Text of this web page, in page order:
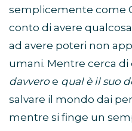
semplicemente come
conto di avere
ad avere poteri non
umani. Mentre cerca di
davveroe qual è il suo
salvare il mondo dai
mentre si finge un